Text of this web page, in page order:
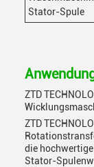
Stator-Spule
ZTD
ZTD
die
Stator-